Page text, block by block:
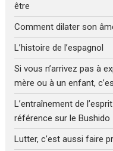
être
Comment dilater son
L’histoire de l’espagnol
Si vous n’arrivez pas à
mère ou à un enfant,
L’entraînement de
référence sur le Bushido
Lutter, c’est aussi faire